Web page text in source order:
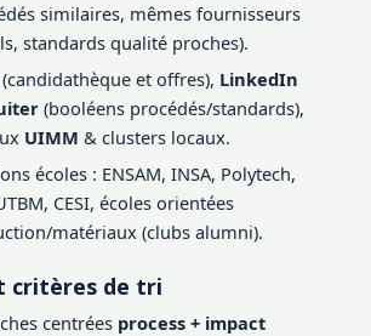
similaires, mêmes fournisseurs
standards qualité proches).
(candidathèque et offres), LinkedIn
(booléens procédés/standards),
UIMM & clusters locaux.
écoles : ENSAM, INSA, Polytech,
CESI, écoles orientées
matériaux (clubs alumni).
critères de tri
centrées process + impact